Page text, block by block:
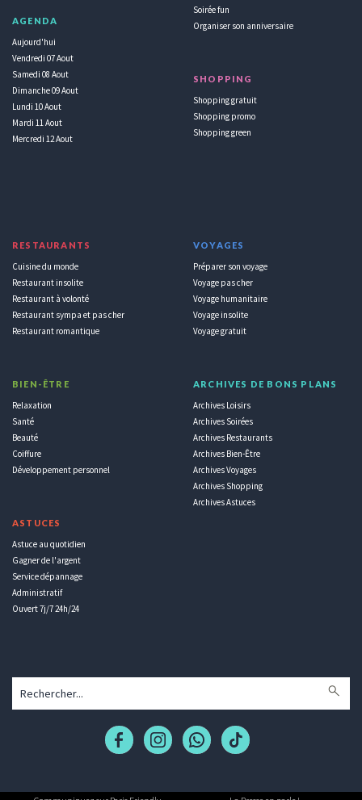
AGENDA
Aujourd'hui
Vendredi 07 Aout
Samedi 08 Aout
Dimanche 09 Aout
Lundi 10 Aout
Mardi 11 Aout
Mercredi 12 Aout
Soirée fun
Organiser son anniversaire
SHOPPING
Shopping gratuit
Shopping promo
Shopping green
RESTAURANTS
Cuisine du monde
Restaurant insolite
Restaurant à volonté
Restaurant sympa et pas cher
Restaurant romantique
BIEN-ÊTRE
Relaxation
Santé
Beauté
Coiffure
Développement personnel
ASTUCES
Astuce au quotidien
Gagner de l'argent
Service dépannage
Administratif
Ouvert 7j/7 24h/24
VOYAGES
Préparer son voyage
Voyage pas cher
Voyage humanitaire
Voyage insolite
Voyage gratuit
ARCHIVES DE BONS PLANS
Archives Loisirs
Archives Soirées
Archives Restaurants
Archives Bien-Être
Archives Voyages
Archives Shopping
Archives Astuces